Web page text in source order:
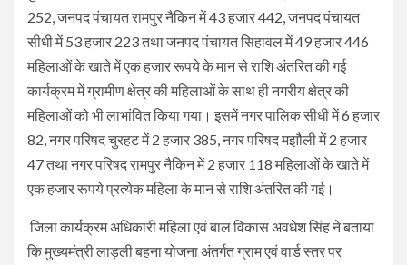
252, जनपद पंचायत रामपुर नैकिन में 43 हजार 442, जनपद पंचायत
सीधी में 53 हजार 223 तथा जनपद पंचायत सिहावल में 49 हजार 446
महिलाओं के खाते में एक हजार रूपये के मान से राशि अंतरित की गई।
कार्यक्रम में ग्रामीण क्षेत्र की महिलाओं के साथ ही नगरीय क्षेत्र की
महिलाओं को भी लाभांवित किया गया। इसमें नगर पालिक सीधी में 6 हजार
82, नगर परिषद चुरहट में 2 हजार 385, नगर परिषद मझौली में 2 हजार
47 तथा नगर परिषद रामपुर नैकिन में 2 हजार 118 महिलाओं के खाते में
एक हजार रूपये प्रत्येक महिला के मान से राशि अंतरित की गई।
जिला कार्यक्रम अधिकारी महिला एवं बाल विकास अवधेश सिंह ने बताया
कि मुख्यमंत्री लाड़ली बहना योजना अंतर्गत ग्राम एवं वार्ड स्तर पर